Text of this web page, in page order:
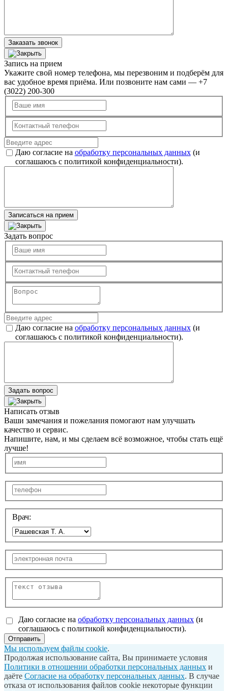
Заказать звонок
Запись на прием
Укажите свой номер телефона, мы перезвоним и подберём для
вас удобное время приёма. Или позвоните нам сами — +7
(3022) 200-300
Даю согласие на обработку персональных данных(и
соглашаюсь с политикой конфиденциальности).
Записаться на прием
Задать вопрос
Даю согласие на обработку персональных данных(и
соглашаюсь с политикой конфиденциальности).
Задать вопрос
Написать отзыв
Ваши замечания и пожелания помогают нам улучшать
качество и сервис.
Напишите, нам, и мы сделаем всё возможное, чтобы стать ещё
лучше!
Врач:
Даю согласие на обработку персональных данных (и
соглашаюсь с политикой конфиденциальности).
Отправить
Мы используем файлы cookie.
Продолжая использование сайта, Вы принимаете условия
Политики в отношении обработки персональных данных и
даёте Согласие на обработку персональных данных. В случае
отказа от использования файлов cookie некоторые функции